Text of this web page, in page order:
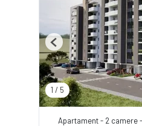
1 / 5
Previous
Apartament - 2 camere